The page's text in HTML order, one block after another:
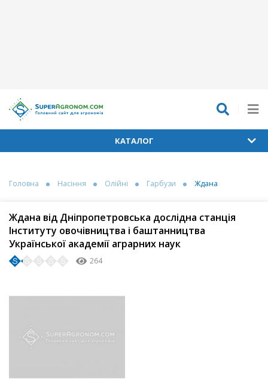
КАТАЛОГ
Головна Насіння Олійні Гарбузи Ждана
Ждана від Дніпропетровська дослідна станція
Інституту овочівництва і баштанництва
Української академії аграрних наук
264